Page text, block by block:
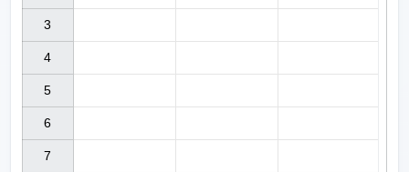
3
4
5
6
7